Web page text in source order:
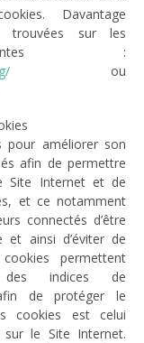
Davantage
trouvées sur les
:
ou
améliorer son
afin de permettre
Site Internet et de
et ce notamment
connectés d’être
et ainsi d’éviter de
permettent
indices de
de protéger le
cookies est celui
sur le Site Internet.